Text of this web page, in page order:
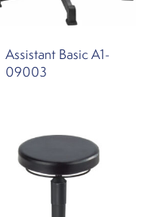
Assistant Basic A1-
09003